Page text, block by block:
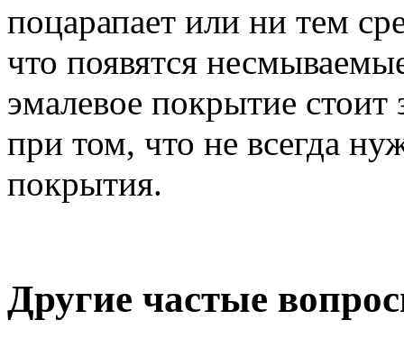
поцарапает или ни тем
что появятся
эмалевое покрытие стоит
при том, что не всегда
покрытия.
Другие частые